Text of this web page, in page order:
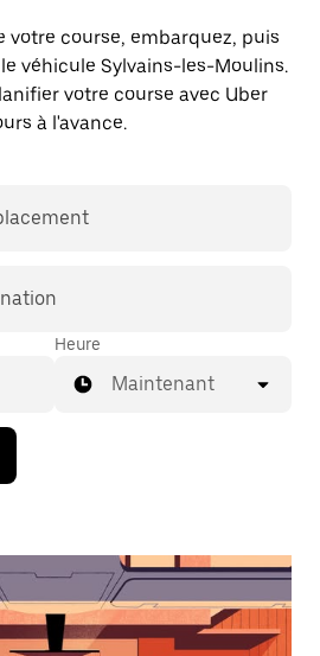
votre course, embarquez, puis
véhicule Sylvains-les-Moulins.
votre course avec Uber
à l'avance.
Heure
Maintenant